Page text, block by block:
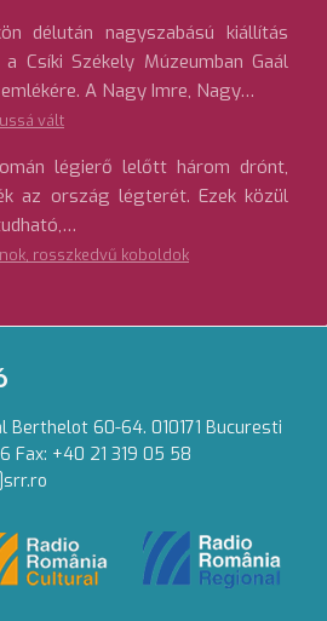
délután nagyszabású kiállítás
Csíki Székely Múzeumban Gaál
A Nagy Imre, Nagy…
vált
légierő lelőtt három drónt,
az ország légterét. Ezek közül
rosszkedvű koboldok
Berthelot 60-64. 010171 Bucuresti
Fax: +40 21 319 05 58